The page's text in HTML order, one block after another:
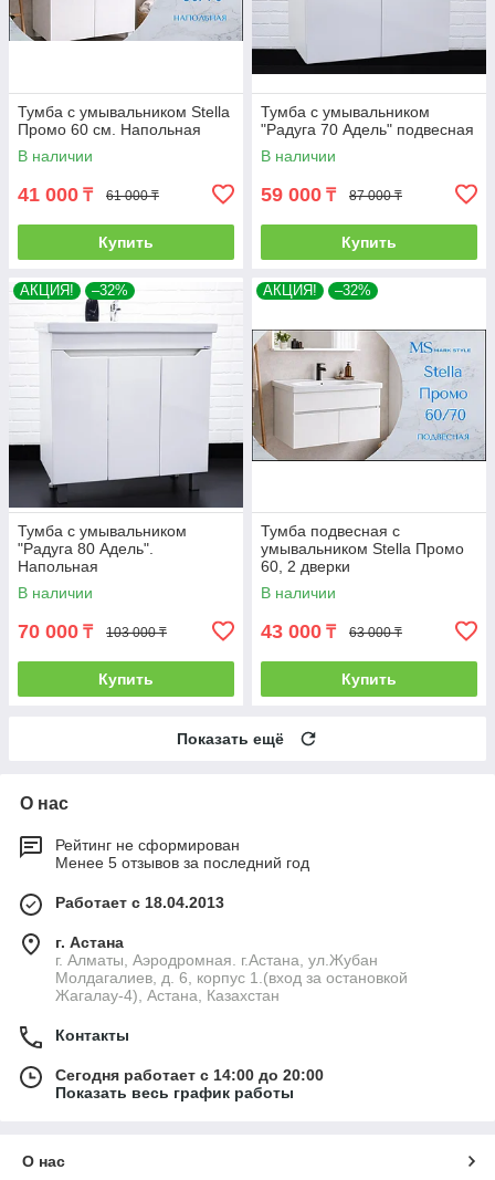
Тумба с умывальником Stella
Промо 60 см. Напольная
В наличии
41 000 ₸ 61 000 ₸
Купить
Тумба с умывальником
"Радуга 70 Адель" подвесная
В наличии
59 000 ₸ 87 000 ₸
Купить
АКЦИЯ! –32%
Тумба с умывальником
"Радуга 80 Адель".
Напольная
В наличии
70 000 ₸ 103 000 ₸
Купить
АКЦИЯ! –32%
Тумба подвесная с
умывальником Stella Промо
60, 2 дверки
В наличии
43 000 ₸ 63 000 ₸
Купить
Показать ещё
О нас
Рейтинг не сформирован
Менее 5 отзывов за последний год
Работает с 18.04.2013
г. Астана
г. Алматы, Аэродромная. г.Астана, ул.Жубан
Молдагалиев, д. 6, корпус 1.(вход за остановкой
Жагалау-4), Астана, Казахстан
Контакты
Сегодня работает с 14:00 до 20:00
Показать весь график работы
О нас